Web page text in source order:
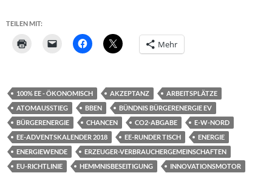
TEILEN MIT:
Mehr
100% EE - ÖKONOMISCH AKZEPTANZ
ARBEITSPLÄTZE
ATOMAUSSTIEG
BBEN
BÜNDNIS BÜRGERENERGIE EV
BÜRGERENERGIE
CHANCEN CO2-ABGABE
E-W-NORD
EE-ADVENTSKALENDER 2018
EE-RUNDER TISCH
ENERGIE
ENERGIEWENDE
ERZEUGER-VERBRAUCHERGEMEINSCHAFTEN
EU-RICHTLINIE
HEMMNISBESEITIGUNG
INNOVATIONSMOTOR